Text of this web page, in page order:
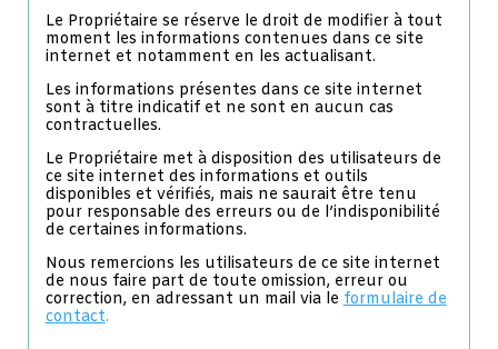
Le Propriétaire se réserve le droit de modifier à tout
moment les informations contenues dans ce site
internet et notamment en les actualisant.
Les informations présentes dans ce site internet
sont à titre indicatif et ne sont en aucun cas
contractuelles.
Le Propriétaire met à disposition des utilisateurs de
ce site internet des informations et outils
disponibles et vérifiés, mais ne saurait être tenu
pour responsable des erreurs ou de l’indisponibilité
de certaines informations.
Nous remercions les utilisateurs de ce site internet
de nous faire part de toute omission, erreur ou
correction, en adressant un mail via leformulaire de
contact.